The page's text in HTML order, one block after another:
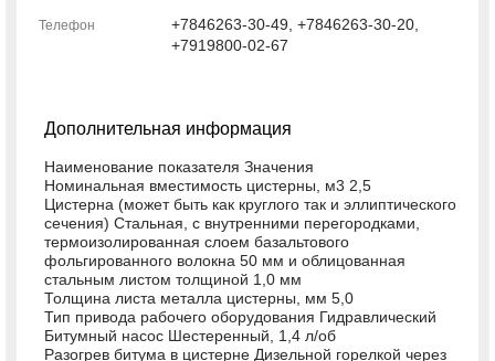
Телефон
+7846263-30-49, +7846263-30-20,
+7919800-02-67
Дополнительная информация
Наименование показателя Значения
Номинальная вместимость цистерны, м3 2,5
Цистерна (может быть как круглого так и эллиптического
сечения) Стальная, с внутренними перегородками,
термоизолированная слоем базальтового
фольгированного волокна 50 мм и облицованная
стальным листом толщиной 1,0 мм
Толщина листа металла цистерны, мм 5,0
Тип привода рабочего оборудования Гидравлический
Битумный насос Шестеренный, 1,4 л/об
Разогрев битума в цистерне Дизельной горелкой через